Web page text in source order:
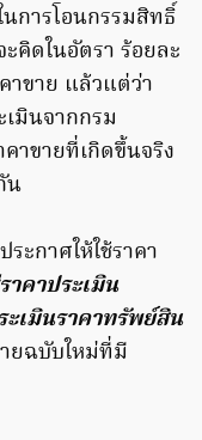
การโอนกรรมสิทธิ์
คิดในอัตรา ร้อยละ
าขาย แล้วแต่ว่า
เมินจากกรม
าขายที่เกิดขึ้นจริง
น
ะกาศให้ใช้ราคา
คาประเมิน
เมินราคาทรัพย์สิน
ยฉบับใหม่ที่มี